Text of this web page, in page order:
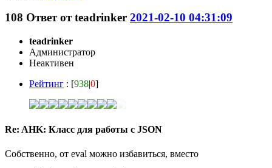
108 Ответ отteadrinker 2021-02-10 04:31:09
teadrinker
Администратор
Неактивен
Рейтинг : [938|0]
Re: AHK: Класс для работы с JSON
Собственно, от eval можно избавиться, вместо